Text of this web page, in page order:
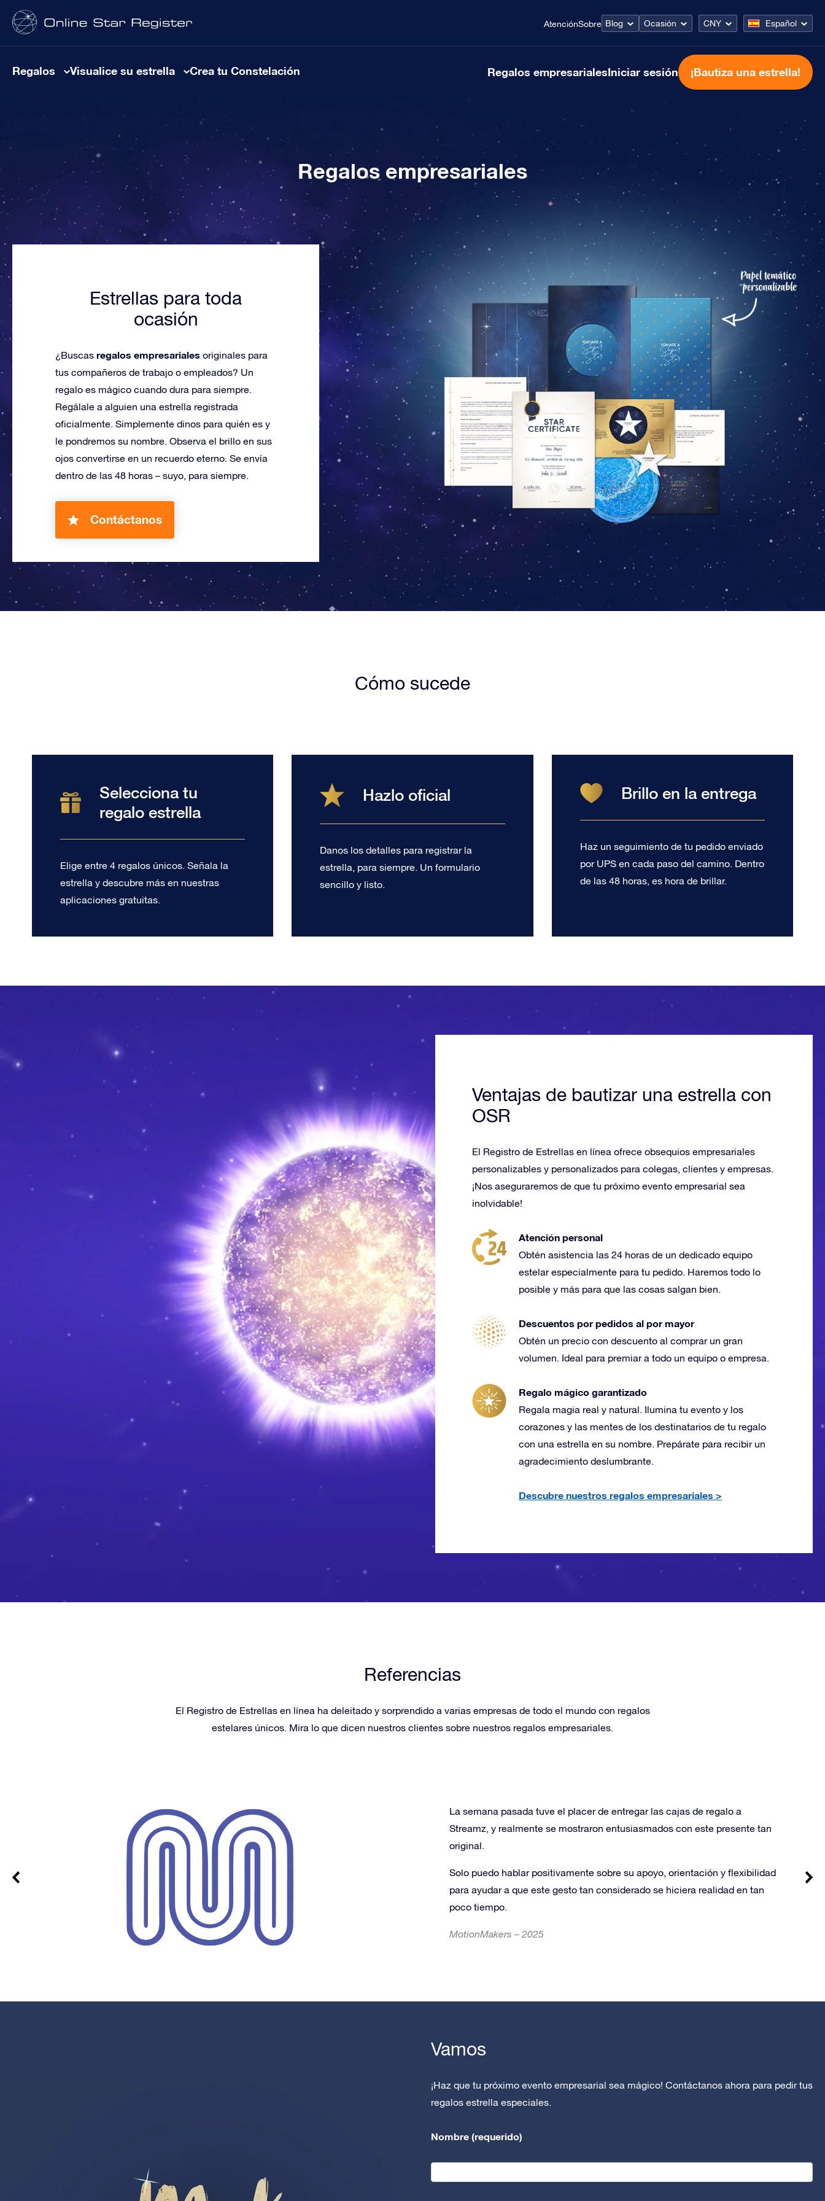
AtenciónSobre Blog Ocasión CNY Español
Regalos Visualice su estrella Crea tu Constelación Regalos empresarialesIniciar sesión ¡Bautiza una estrella!
Regalos empresariales
Estrellas para toda
ocasión
¿Buscas regalos empresariales originales para
tus compañeros de trabajo o empleados? Un
regalo es mágico cuando dura para siempre.
Regálale a alguien una estrella registrada
oficialmente. Simplemente dinos para quién es y
le pondremos su nombre. Observa el brillo en sus
ojos convertirse en un recuerdo eterno. Se envía
dentro de las 48 horas – suyo, para siempre.
Contáctanos
Cómo sucede
Selecciona tu
regalo estrella
Elige entre 4 regalos únicos. Señala la
estrella y descubre más en nuestras
aplicaciones gratuitas.
Hazlo oficial
Danos los detalles para registrar la
estrella, para siempre. Un formulario
sencillo y listo.
Brillo en la entrega
Haz un seguimiento de tu pedido enviado
por UPS en cada paso del camino. Dentro
de las 48 horas, es hora de brillar.
Ventajas de bautizar una estrella con
OSR
El Registro de Estrellas en línea ofrece obsequios empresariales
personalizables y personalizados para colegas, clientes y empresas.
¡Nos aseguraremos de que tu próximo evento empresarial sea
inolvidable!
Atención personal
Obtén asistencia las 24 horas de un dedicado equipo
estelar especialmente para tu pedido. Haremos todo lo
posible y más para que las cosas salgan bien.
Descuentos por pedidos al por mayor
Obtén un precio con descuento al comprar un gran
volumen. Ideal para premiar a todo un equipo o empresa.
Regalo mágico garantizado
Regala magia real y natural. Ilumina tu evento y los
corazones y las mentes de los destinatarios de tu regalo
con una estrella en su nombre. Prepárate para recibir un
agradecimiento deslumbrante.
Descubre nuestros regalos empresariales >
Referencias
El Registro de Estrellas en línea ha deleitado y sorprendido a varias empresas de todo el mundo con regalos
estelares únicos. Mira lo que dicen nuestros clientes sobre nuestros regalos empresariales.
La semana pasada tuve el placer de entregar las cajas de regalo a
Streamz, y realmente se mostraron entusiasmados con este presente tan
original.
Solo puedo hablar positivamente sobre su apoyo, orientación y flexibilidad
para ayudar a que este gesto tan considerado se hiciera realidad en tan
poco tiempo.
MotionMakers – 2025
Vamos
¡Haz que tu próximo evento empresarial sea mágico! Contáctanos ahora para pedir tus
regalos estrella especiales.
Nombre (requerido)